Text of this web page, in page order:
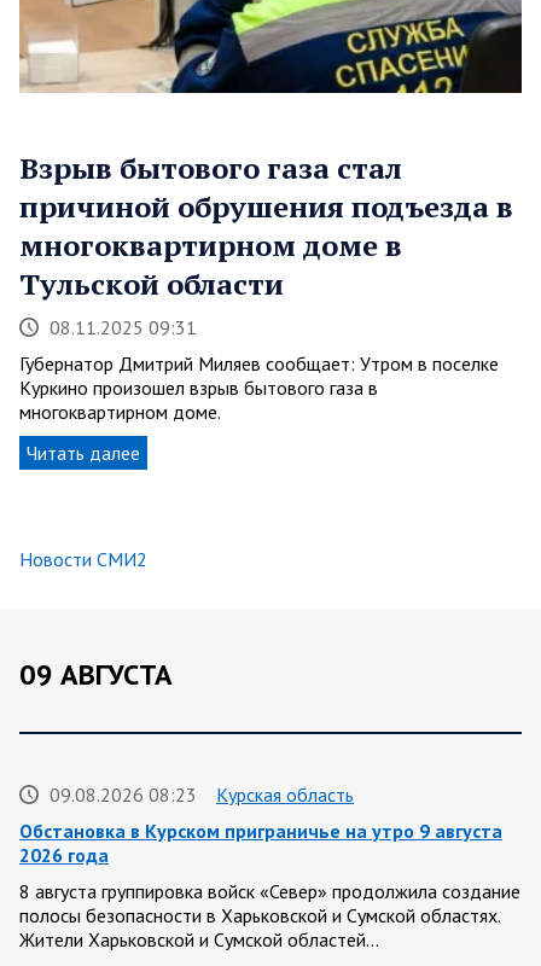
Взрыв бытового газа стал
причиной обрушения подъезда в
многоквартирном доме в
Тульской области
08.11.2025 09:31
Губернатор Дмитрий Миляев сообщает: Утром в поселке
Куркино произошел взрыв бытового газа в
многоквартирном доме.
Читать далее
Новости СМИ2
09 АВГУСТА
09.08.2026 08:23
Курская область
Обстановка в Курском приграничье на утро 9 августа
2026 года
8 августа группировка войск «Север» продолжила создание
полосы безопасности в Харьковской и Сумской областях.
Жители Харьковской и Сумской областей…